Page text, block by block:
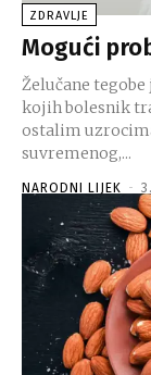
ZDRAVLJE
Mogući
Želučane
kojih bolesnik
ostalim
suvremenog,...
NARODNI LIJEK -